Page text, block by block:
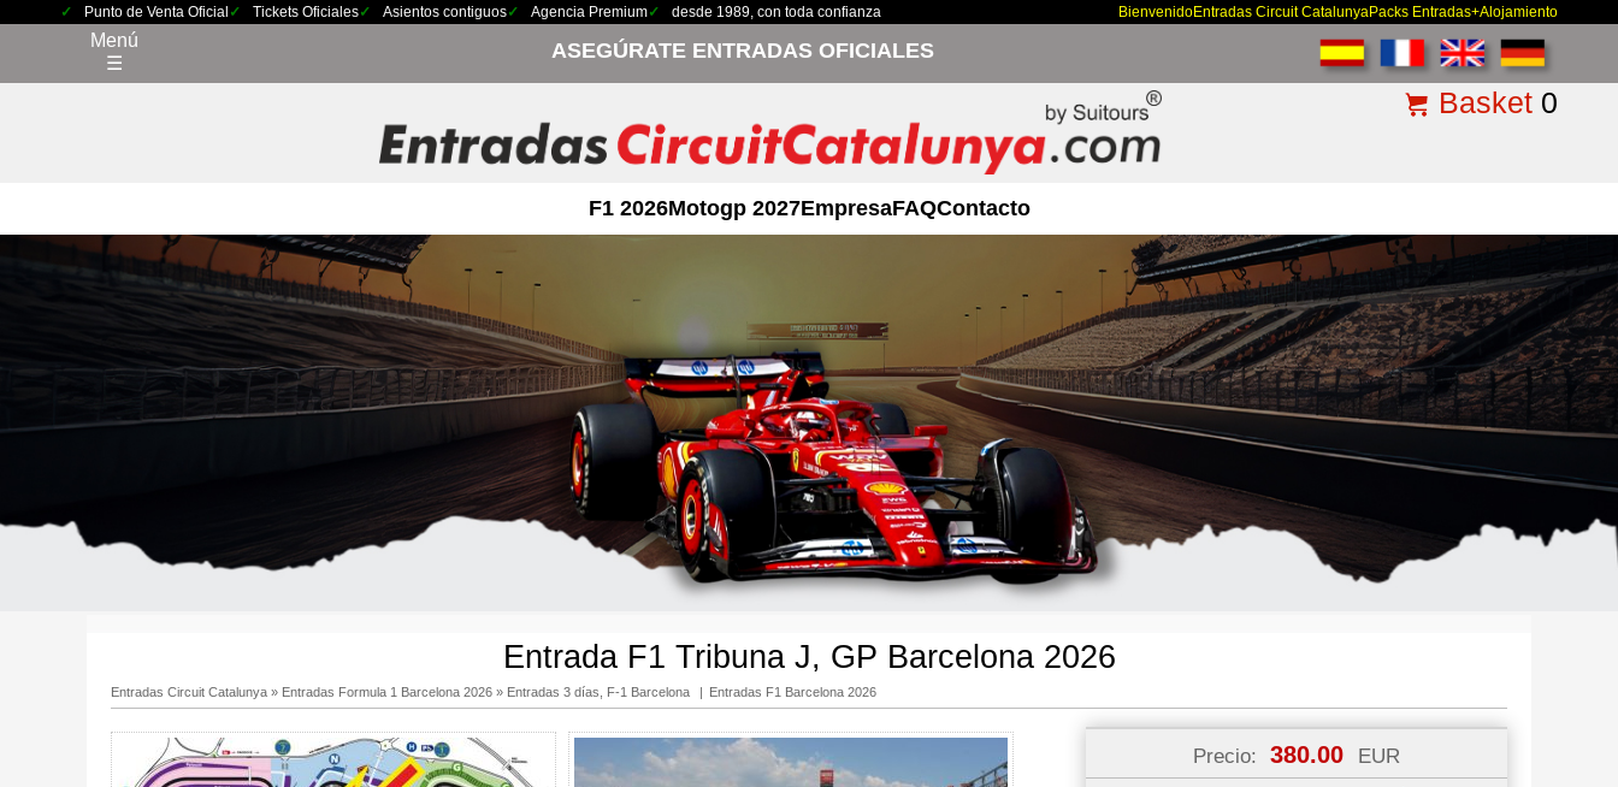
Punto de Venta Oficial Tickets Oficiales Asientos contiguos Agencia Premium desde 1989, con toda confianza BienvenidoEntradas Circuit CatalunyaPacks Entradas+Alojamiento
Menú
☰
ASEGÚRATE ENTRADAS OFICIALES
Basket 0
F1 2026Motogp 2027EmpresaFAQContacto
Entrada F1 Tribuna J, GP Barcelona 2026
Entradas Circuit Catalunya » Entradas Formula 1 Barcelona 2026 » Entradas 3 días, F-1 Barcelona | Entradas F1 Barcelona 2026
Precio: 380.00 EUR